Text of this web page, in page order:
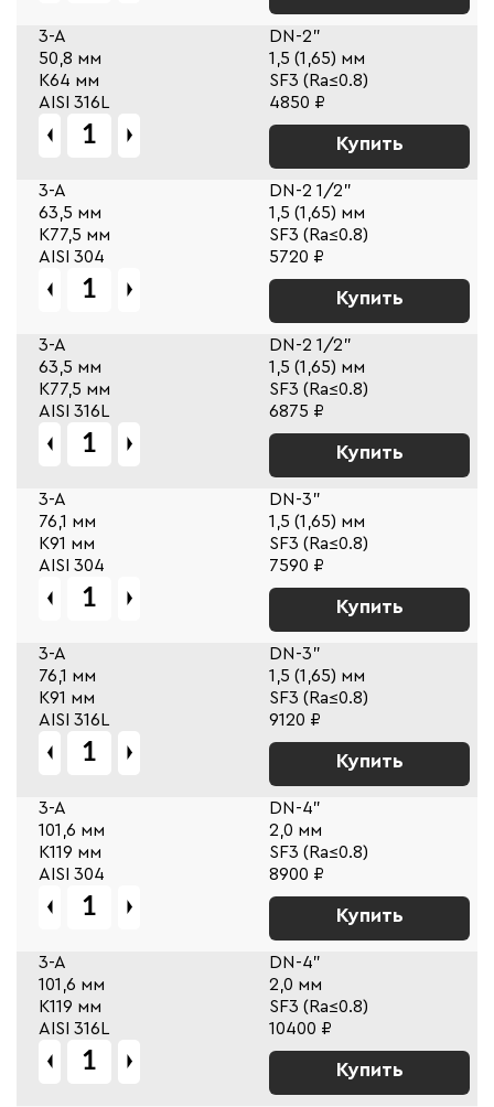
3-A
DN-2"
50,8 мм
1,5 (1,65) мм
К64 мм
SF3 (Ra≤0.8)
AISI 316L
4850 ₽
Купить
3-A
DN-2 1/2"
63,5 мм
1,5 (1,65) мм
К77,5 мм
SF3 (Ra≤0.8)
AISI 304
5720 ₽
Купить
3-A
DN-2 1/2"
63,5 мм
1,5 (1,65) мм
К77,5 мм
SF3 (Ra≤0.8)
AISI 316L
6875 ₽
Купить
3-A
DN-3"
76,1 мм
1,5 (1,65) мм
К91 мм
SF3 (Ra≤0.8)
AISI 304
7590 ₽
Купить
3-A
DN-3"
76,1 мм
1,5 (1,65) мм
К91 мм
SF3 (Ra≤0.8)
AISI 316L
9120 ₽
Купить
3-A
DN-4"
101,6 мм
2,0 мм
К119 мм
SF3 (Ra≤0.8)
AISI 304
8900 ₽
Купить
3-A
DN-4"
101,6 мм
2,0 мм
К119 мм
SF3 (Ra≤0.8)
AISI 316L
10400 ₽
Купить